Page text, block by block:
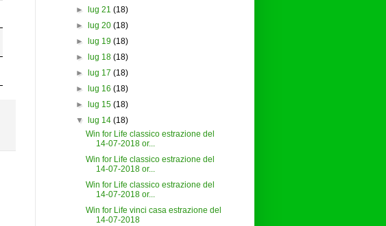
►
lug 21 (18)
►
lug 20 (18)
►
lug 19 (18)
►
lug 18 (18)
►
lug 17 (18)
►
lug 16 (18)
►
lug 15 (18)
▼
lug 14 (18)
Win for Life classico estrazione del
14-07-2018 or...
Win for Life classico estrazione del
14-07-2018 or...
Win for Life classico estrazione del
14-07-2018 or...
Win for Life vinci casa estrazione del
14-07-2018